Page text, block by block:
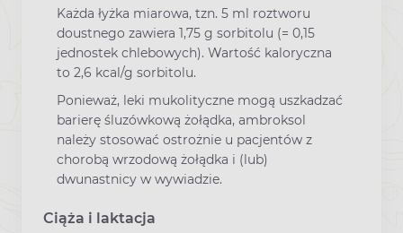
Każda łyżka miarowa, tzn. 5 ml roztworu
doustnego zawiera 1,75 g sorbitolu (= 0,15
jednostek chlebowych). Wartość kaloryczna
to 2,6 kcal/g sorbitolu.
Ponieważ, leki mukolityczne mogą uszkadzać
barierę śluzówkową żołądka, ambroksol
należy stosować ostrożnie u pacjentów z
chorobą wrzodową żołądka i (lub)
dwunastnicy w wywiadzie.
Ciąża i laktacja